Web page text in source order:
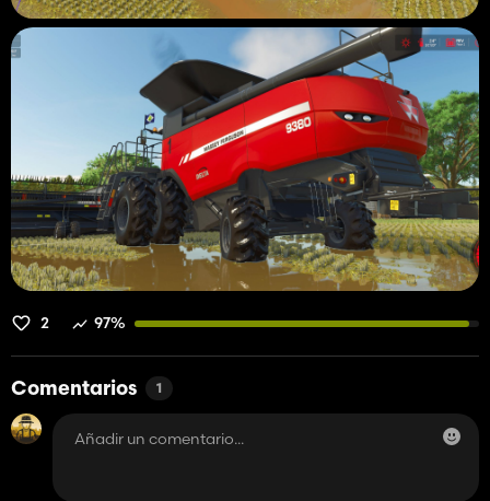
2 97%
Comentarios 1